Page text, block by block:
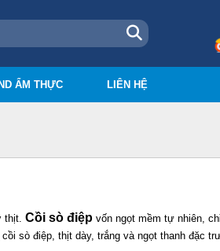
ẨM THỰC LIÊN HỆ
thịt. Cồi sò điệp vốn ngọt mềm tự nhiên,
sò điệp, thịt dày, trắng và ngọt thanh đặc